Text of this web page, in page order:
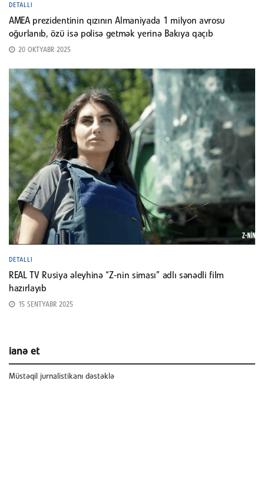
DETALLI
AMEA prezidentinin qızının Almaniyada 1 milyon avrosu
oğurlanıb, özü isə polisə getmək yerinə Bakıya qaçıb
20 OKTYABR 2025
DETALLI
REAL TV Rusiya əleyhinə “Z-nin siması” adlı sənədli film
hazırlayıb
15 SENTYABR 2025
ianə et
Müstəqil jurnalistikanı dəstəklə